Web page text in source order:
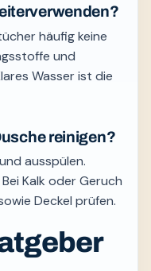
häufig keine
und
Wasser ist die
reinigen?
ausspülen.
Kalk oder Geruch
Deckel prüfen.